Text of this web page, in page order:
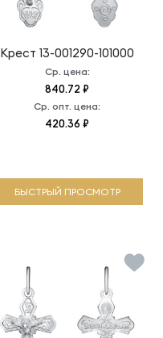
Крест 13-001290-101000
Ср. цена:
840.72 ₽
Ср. опт. цена:
420.36 ₽
БЫСТРЫЙ ПРОСМОТР